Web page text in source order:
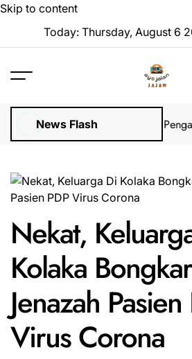
Skip to content
Today: Thursday, August 6
News Flash
2025 Tanpa Stres Bantuan
Nekat,
Kolaka
Jenazah Pasien
Virus Corona